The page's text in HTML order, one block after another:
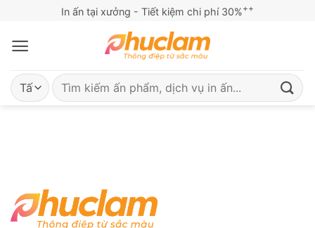
nội
In ấn tại xưởng - Tiết kiệm chi phí 30%++
Tìm
kiếm: